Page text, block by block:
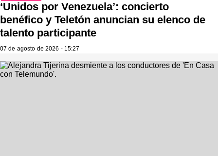
‘Unidos por Venezuela’: concierto
benéfico y Teletón anuncian su elenco de
talento participante
07 de agosto de 2026 - 15:27